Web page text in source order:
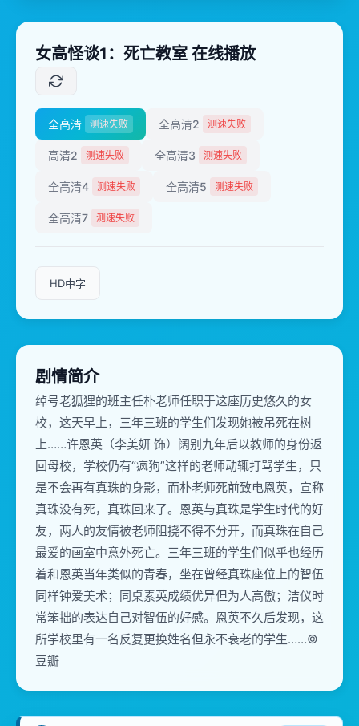
女高怪谈1：死亡教室 在线播放
全高清 测速失败 全高清2 测速失败
高清2 测速失败 全高清3 测速失败
全高清4 测速失败 全高清5 测速失败
全高清7 测速失败
HD中字
剧情简介
绰号老狐狸的班主任朴老师任职于这座历史悠久的女
校，这天早上，三年三班的学生们发现她被吊死在树
上……许恩英（李美妍 饰）阔别九年后以教师的身份返
回母校，学校仍有“疯狗”这样的老师动辄打骂学生，只
是不会再有真珠的身影，而朴老师死前致电恩英，宣称
真珠没有死，真珠回来了。恩英与真珠是学生时代的好
友，两人的友情被老师阻挠不得不分开，而真珠在自己
最爱的画室中意外死亡。三年三班的学生们似乎也经历
着和恩英当年类似的青春，坐在曾经真珠座位上的智伍
同样钟爱美术；同桌素英成绩优异但为人高傲；洁仪时
常笨拙的表达自己对智伍的好感。恩英不久后发现，这
所学校里有一名反复更换姓名但永不衰老的学生……©
豆瓣